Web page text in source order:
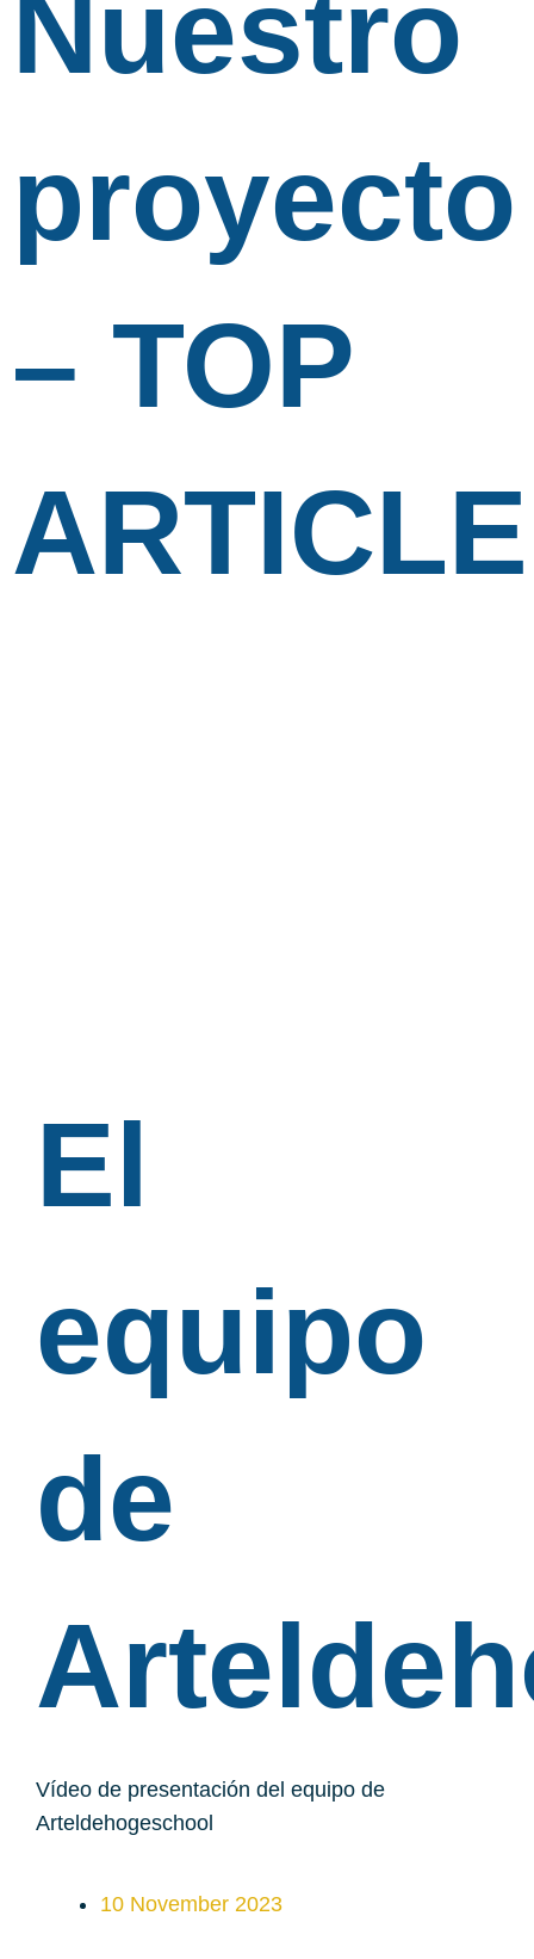
Nuestro
proyecto
– TOP
ARTICLE
El
equipo
de
Vídeo de presentación del equipo de
Arteldehogeschool
10 November 2023